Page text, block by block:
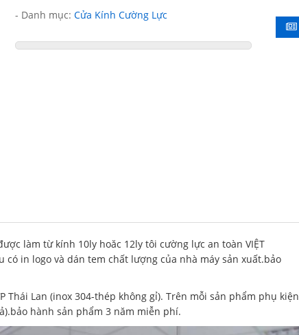
- Danh mục: Cửa Kính Cường Lực
làm từ kính 10ly hoăc 12ly tôi cường lực an toàn VIỆT
có in logo và dán tem chất lượng của nhà máy sản xuất.bảo
Thái Lan (inox 304-thép không gỉ). Trên mỗi sản phẩm phụ kiện
hành sản phẩm 3 năm miễn phí.